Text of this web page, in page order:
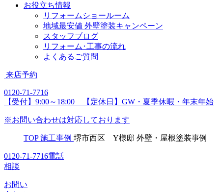
お役立ち情報
リフォームショールーム
地域最安値 外壁塗装キャンペーン
スタッフブログ
リフォーム･工事の流れ
よくあるご質問
来店予約
0120-71-7716
【受付】9:00～18:00 【定休日】GW・夏季休暇・年末年始
※お問い合わせは対応しております
TOP 施工事例 堺市西区 Y様邸 外壁・屋根塗装事例
0120-71-7716電話
相談
お問い